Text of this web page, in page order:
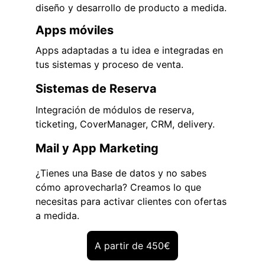
Apps móviles
Apps adaptadas a tu idea e integradas en
tus sistemas y proceso de venta.
Sistemas de Reserva
Integración de módulos de reserva,
ticketing, CoverManager, CRM, delivery.
diseño y desarrollo de producto a medida.
Mail y App Marketing
¿Tienes una Base de datos y no sabes
cómo aprovecharla? Creamos lo que
necesitas para activar clientes con ofertas
a medida.
A partir de 450€